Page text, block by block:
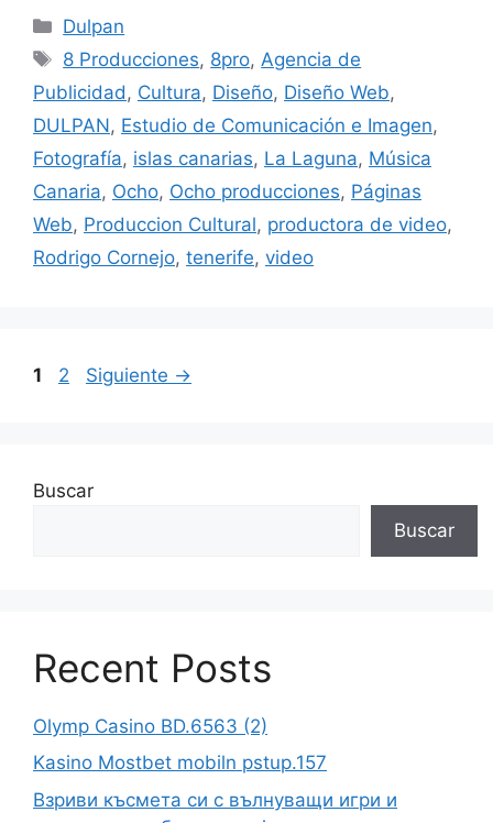
Dulpan
8 Producciones, 8pro, Agencia de
Publicidad , Cultura, Diseño, Diseño Web,
DULPAN, Estudio de Comunicación e Imagen,
Fotografía, islas canarias, La Laguna, Música
Canaria, Ocho, Ocho producciones, Páginas
Web, Produccion Cultural, productora de video,
Rodrigo Cornejo, tenerife, video
1 2 Siguiente →
Buscar
Buscar
Recent Posts
Olymp Casino BD.6563 (2)
Kasino Mostbet mobiln pstup.157
Взриви късмета си с вълнуващи игри и